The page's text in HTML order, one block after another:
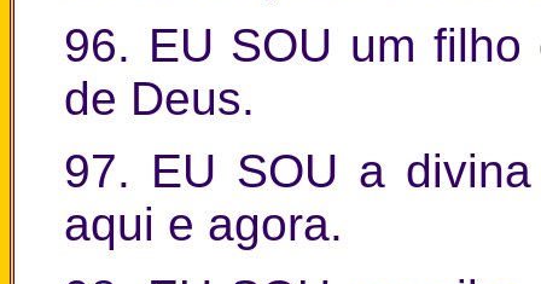
96. EU SOU um
de Deus.
97. EU SOU a
aqui e agora.